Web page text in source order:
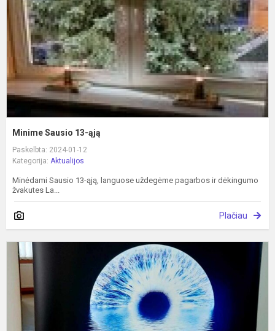
Minime Sausio 13-ąją
Paskelbta: 2024-01-12
Kategorija: Aktualijos
Minėdami Sausio 13-ąją, languose uždegėme pagarbos ir dėkingumo
žvakutes La...
Plačiau